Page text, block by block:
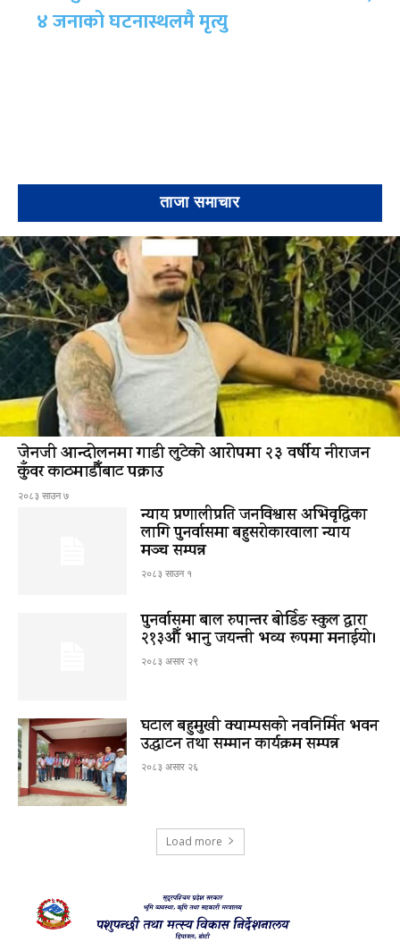
४ जनाको घटनास्थलमै मृत्यु
ताजा समाचार
जेनजी आन्दोलनमा गाडी लुटेको आरोपमा २३ वर्षीय नीराजन
कुँवर काठमाडौँबाट पक्राउ
२०८३ साउन ७
न्याय प्रणालीप्रति जनविश्वास अभिवृद्धिका
लागि पुनर्वासमा बहुसरोकारवाला न्याय
मञ्च सम्पन्न
२०८३ साउन १
पुनर्वासमा बाल रुपान्तर बोर्डिङ स्कुल द्धारा
२१३औँ भानु जयन्ती भव्य रूपमा मनाईयो।
२०८३ असार २९
घटाल बहुमुखी क्याम्पसको नवनिर्मित भवन
उद्घाटन तथा सम्मान कार्यक्रम सम्पन्न
२०८३ असार २६
Load more